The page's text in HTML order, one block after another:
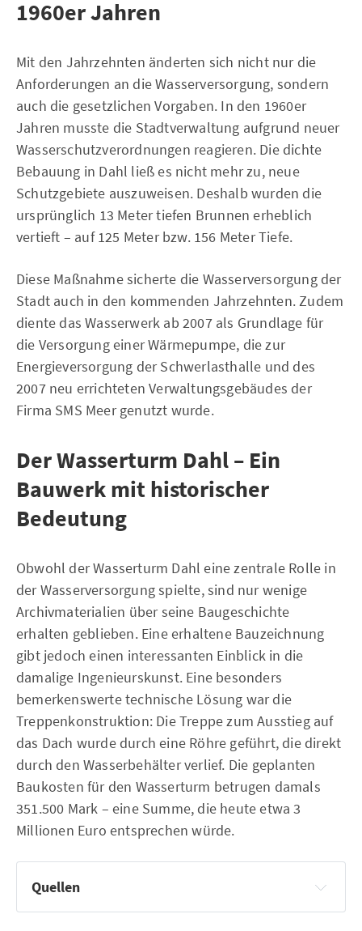
1960er Jahren
Mit den Jahrzehnten änderten sich nicht nur die
Anforderungen an die Wasserversorgung, sondern
auch die gesetzlichen Vorgaben. In den 1960er
Jahren musste die Stadtverwaltung aufgrund neuer
Wasserschutzverordnungen reagieren. Die dichte
Bebauung in Dahl ließ es nicht mehr zu, neue
Schutzgebiete auszuweisen. Deshalb wurden die
ursprünglich 13 Meter tiefen Brunnen erheblich
vertieft – auf 125 Meter bzw. 156 Meter Tiefe.
Diese Maßnahme sicherte die Wasserversorgung der
Stadt auch in den kommenden Jahrzehnten. Zudem
diente das Wasserwerk ab 2007 als Grundlage für
die Versorgung einer Wärmepumpe, die zur
Energieversorgung der Schwerlasthalle und des
2007 neu errichteten Verwaltungsgebäudes der
Firma SMS Meer genutzt wurde.
Der Wasserturm Dahl – Ein
Bauwerk mit historischer
Bedeutung
Obwohl der Wasserturm Dahl eine zentrale Rolle in
der Wasserversorgung spielte, sind nur wenige
Archivmaterialien über seine Baugeschichte
erhalten geblieben. Eine erhaltene Bauzeichnung
gibt jedoch einen interessanten Einblick in die
damalige Ingenieurskunst. Eine besonders
bemerkenswerte technische Lösung war die
Treppenkonstruktion: Die Treppe zum Ausstieg auf
das Dach wurde durch eine Röhre geführt, die direkt
durch den Wasserbehälter verlief. Die geplanten
Baukosten für den Wasserturm betrugen damals
351.500 Mark – eine Summe, die heute etwa 3
Millionen Euro entsprechen würde.
Quellen
Presseinformation NEW | Mönchengladbach | Dahler